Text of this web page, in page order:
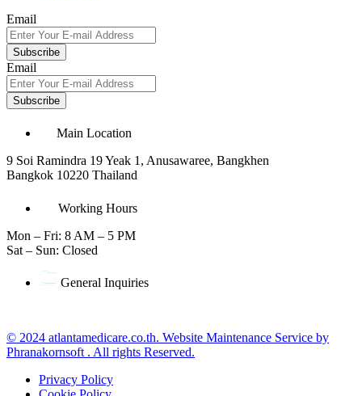
Email
Subscribe
Email
Subscribe
Main Location
9 Soi Ramindra 19 Yeak 1, Anusawaree, Bangkhen
Bangkok 10220 Thailand
Working Hours
Mon – Fri: 8 AM – 5 PM
Sat – Sun: Closed
General Inquiries
© 2024 atlantamedicare.co.th. Website Maintenance Service by
Phranakornsoft . All rights Reserved.
Privacy Policy